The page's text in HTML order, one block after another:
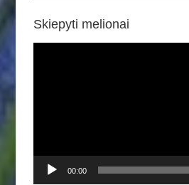
Skiepyti melionai
00:00